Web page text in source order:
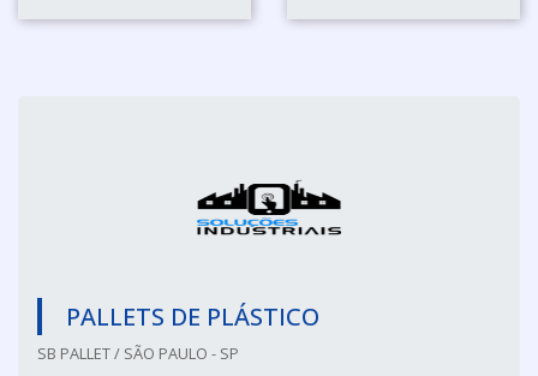
PALLETS DE PLÁSTICO
SB PALLET / SÃO PAULO - SP